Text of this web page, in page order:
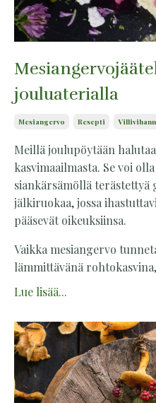
jouluaterialla
Mesiangervo Resepti
Meillä joulupöytään
kasvimaailmasta. Se voi
siankärsämöllä
jälkiruokaa, jossa
pääsevät oikeuksiinsa.
Vaikka mesiangervo
lämmittävänä
Lue lisää...